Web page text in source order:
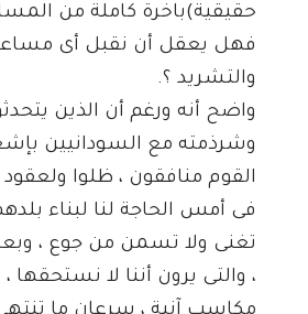
حقيقية)باخرة كاملة من
فهل يعقل أن نقبل أى
والتشريد ؟.
واضح أنه ورغم أن الذين
وشرذمته مع السودانيين
القوم منافقون ، ظلوا
فى أمس الحاجة لنا لبناء
تغنى ولا تسمن من جوع ، وبعد
، والتى يرون أننا لا نستحقها